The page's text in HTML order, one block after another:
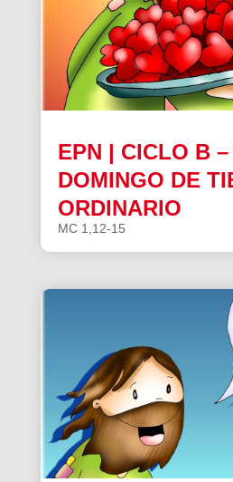
EPN | CICLO B –
DOMINGO DE
ORDINARIO
MC 1,12-15